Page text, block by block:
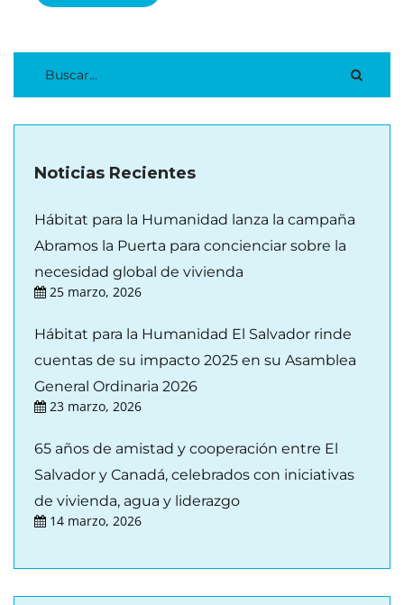
Noticias Recientes
Hábitat para la Humanidad lanza la campaña
Abramos la Puerta para concienciar sobre la
necesidad global de vivienda
25 marzo, 2026
Hábitat para la Humanidad El Salvador rinde
cuentas de su impacto 2025 en su Asamblea
General Ordinaria 2026
23 marzo, 2026
65 años de amistad y cooperación entre El
Salvador y Canadá, celebrados con iniciativas
de vivienda, agua y liderazgo
14 marzo, 2026